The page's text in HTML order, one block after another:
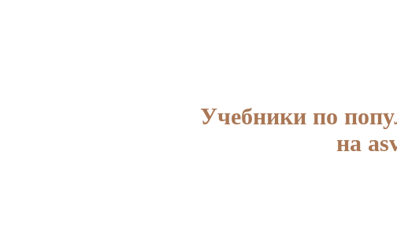
Учебники по
на